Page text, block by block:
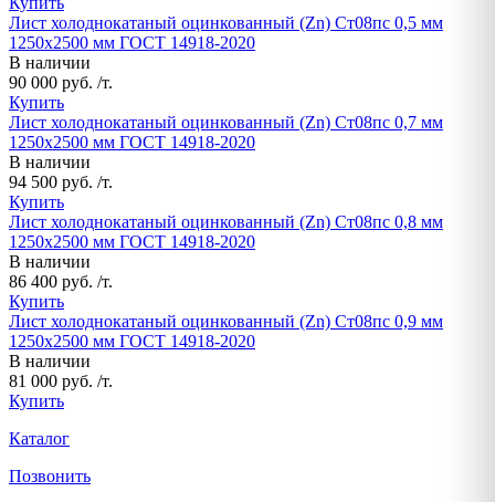
Лист холоднокатаный оцинкованный (Zn) Ст08пс 0,5 мм
1250х2500 мм ГОСТ 14918-2020
В наличии
90 000 руб. /т.
Купить
Лист холоднокатаный оцинкованный (Zn) Ст08пс 0,7 мм
1250х2500 мм ГОСТ 14918-2020
В наличии
94 500 руб. /т.
Купить
Лист холоднокатаный оцинкованный (Zn) Ст08пс 0,8 мм
1250х2500 мм ГОСТ 14918-2020
В наличии
86 400 руб. /т.
Купить
Лист холоднокатаный оцинкованный (Zn) Ст08пс 0,9 мм
1250х2500 мм ГОСТ 14918-2020
В наличии
81 000 руб. /т.
Купить
Каталог
Позвонить